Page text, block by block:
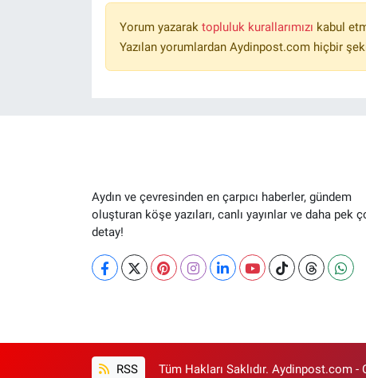
Yorum yazarak topluluk kurallarımızı kabul
Yazılan yorumlardan Aydinpost.com hiçbir
Aydın ve çevresinden en çarpıcı haberler, gündem
oluşturan köşe yazıları, canlı yayınlar ve daha pek
detay!
RSS Tüm Hakları Saklıdır. Aydinpost.com